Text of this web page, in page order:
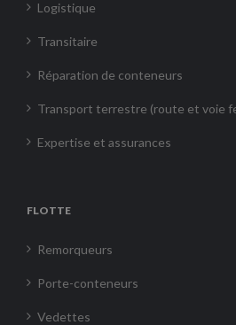
Logistique
Transitaire
Réparation de conteneurs
Transport terrestre (route et voie
Expertise et assurances
FLOTTE
Remorqueurs
Porte-conteneurs
Vedettes